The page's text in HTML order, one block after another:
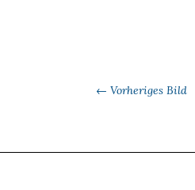
← Vorheriges Bild